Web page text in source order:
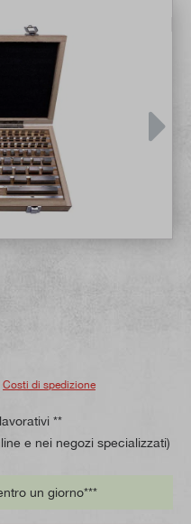
Costi di spedizione
**
e nei negozi specializzati)
un giorno***